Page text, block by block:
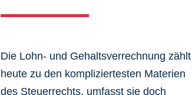
Die Lohn- und Gehaltsverrechnung zählt
heute zu den kompliziertesten Materien
des Steuerrechts, umfasst sie doch